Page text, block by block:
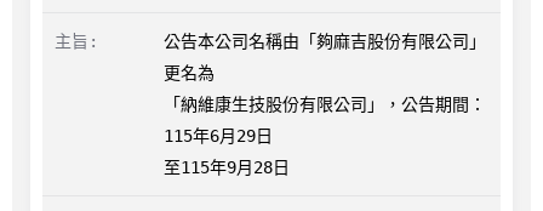
公告本公司名稱由「夠麻吉股份有限公司」
更名為
「納維康生技股份有限公司」，公告期間：
115年6月29日
至115年9月28日